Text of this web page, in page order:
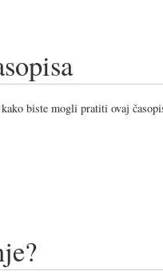
kako biste mogli pratiti ovaj